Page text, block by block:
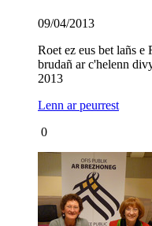
09/04/2013
Roet ez eus bet lañs
brudañ ar c'helenn
2013
Lenn ar peurrest
0